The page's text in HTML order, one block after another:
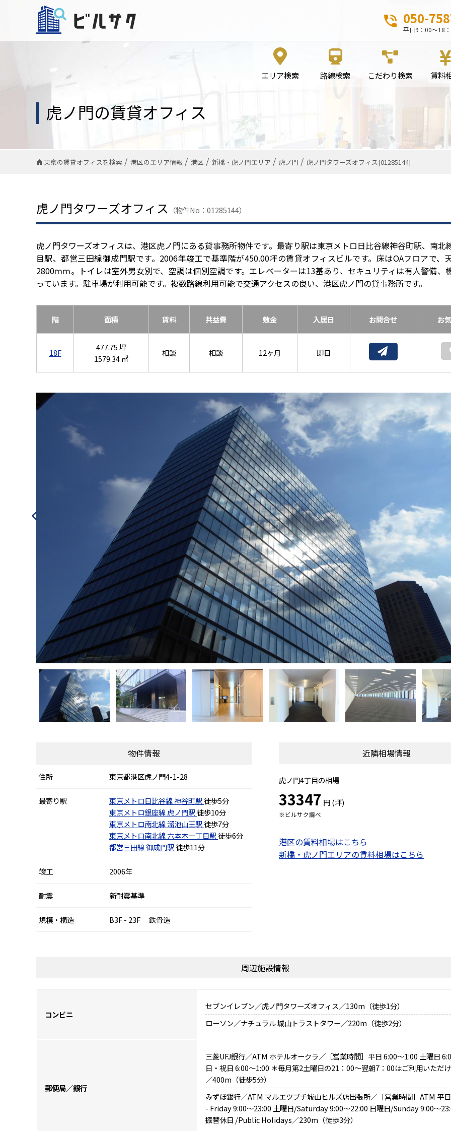
050-
平日9：00～18
エリア検索 路線検索 こだわり検索 賃料
虎ノ門の賃貸オフィス
東京の賃貸オフィスを検索 港区のエリア情報 港区 新橋・虎ノ門エリア 虎ノ門 虎ノ門タワーズオフィス[01285144]
虎ノ門タワーズオフィス （物件No：01285144）
虎ノ門タワーズオフィスは、港区虎ノ門にある貸事務所物件です。最寄り駅は東京メトロ日比谷線神谷町駅、南北
目駅、都営三田線御成門駅です。2006年竣工で基準階が450.00坪の賃貸オフィスビルです。床はOAフロアで、
2800ｍｍ。トイレは室外男女別で、空調は個別空調です。エレベーターは13基あり、セキュリティは有人警備、
っています。駐車場が利用可能です。複数路線利用可能で交通アクセスの良い、港区虎ノ門の貸事務所です。
階 面積 賃料 共益費 敷金 入居日 お問合せ お
18F
477.75 坪
1579.34 ㎡
相談 相談 12ヶ月 即日
物件情報
住所 東京都港区虎ノ門4-1-28
最寄り駅 東京メトロ日比谷線神谷町駅 徒歩5分
東京メトロ銀座線虎ノ門駅 徒歩10分
東京メトロ南北線溜池山王駅 徒歩7分
東京メトロ南北線六本木一丁目駅 徒歩6分
都営三田線御成門駅 徒歩11分
竣工 2006年
耐震 新耐震基準
規模・構造 B3F - 23F 鉄骨造
近隣相場情報
虎ノ門4丁目の相場
33347 円 (坪)
※ビルサク調べ
港区の賃料相場はこちら
新橋・虎ノ門エリアの賃料相場はこちら
周辺施設情報
コンビニ
セブンイレブン／虎ノ門タワーズオフィス／130m（徒歩1分）
ローソン／ナチュラル 城山トラストタワー／220m（徒歩2分）
郵便局／銀行
三菱UFJ銀行／ATM ホテルオークラ／［営業時間］平日 6:00～1:00 土曜日
日・祝日 6:00～1:00 ＊毎月第2土曜日の21：00～翌朝7：00はご利用いただ
／400m（徒歩5分）
みずほ銀行／ATM マルエツプチ城山ヒルズ店出張所／［営業時間］ATM 平
- Friday 9:00～23:00 土曜日/Saturday 9:00～22:00 日曜日/Sunday 9:00～
振替休日 /Public Holidays／230m（徒歩3分）